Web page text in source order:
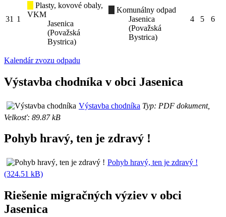
31 1
Plasty, kovové obaly,
VKM
Jasenica
(Považská
Bystrica)
Komunálny odpad
Jasenica
(Považská
Bystrica)
4 5 6
Kalendár zvozu odpadu
Výstavba chodníka v obci Jasenica
Výstavba chodníka Typ: PDF dokument,
Velkosť: 89.87 kB
Pohyb hravý, ten je zdravý !
Pohyb hravý, ten je zdravý !
(324.51 kB)
Riešenie migračných výziev v obci
Jasenica